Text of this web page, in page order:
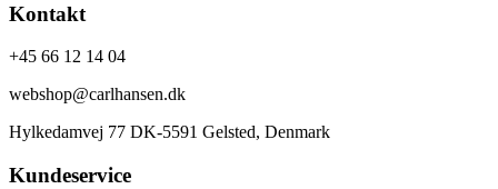
Kontakt
+45 66 12 14 04
webshop@carlhansen.dk
Hylkedamvej 77 DK-5591 Gelsted, Denmark
Kundeservice